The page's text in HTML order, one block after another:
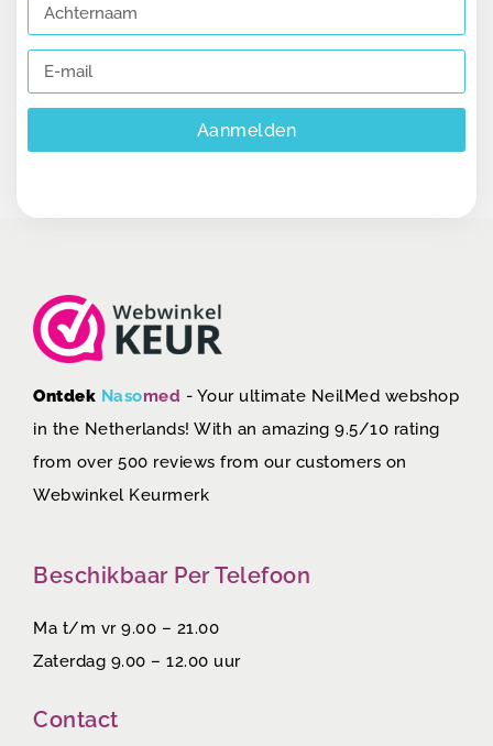
Aanmelden
Ontdek Nasomed - Your ultimate NeilMed webshop
in the Netherlands! With an amazing 9.5/10 rating
from over 500 reviews from our customers on
Webwinkel Keurmerk
Beschikbaar Per Telefoon
Ma t/m vr 9.00 – 21.00
Zaterdag 9.00 – 12.00 uur
Contact